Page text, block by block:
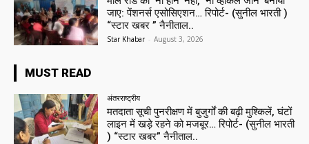
जाए: पेंशनर्स एसोसिएशन… रिपोर्ट- (सुनील भारती )
“स्टार खबर ” नैनीताल..
Star Khabar - August 3, 2026
MUST READ
अंतरराष्ट्रीय
मतदाता सूची पुनरीक्षण में बुजुर्गों की बढ़ी मुश्किलें, घंटों
लाइन में खड़े रहने को मजबूर… रिपोर्ट- (सुनील भारती
) “स्टार खबर” नैनीताल..